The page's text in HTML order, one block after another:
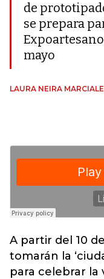
de
se prepara
mayo
LAURA NEIRA
A partir del 10
tomarán la
para celebrar la